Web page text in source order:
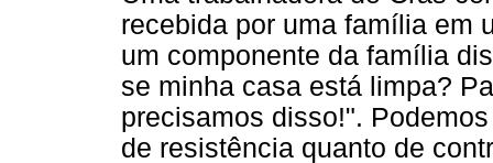
recebida por uma família em
um componente da família
se minha casa está limpa?
precisamos disso!".
de resistência quanto de